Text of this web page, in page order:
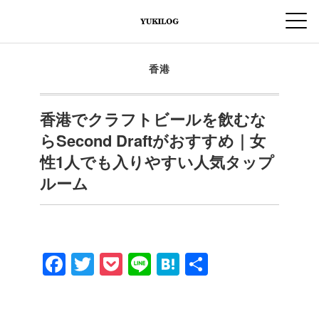
香港
香港でクラフトビールを飲むな
らSecond Draftがおすすめ｜女
性1人でも入りやすい人気タップ
ルーム
F
a
T
wi
P
o
Li
n
H
at